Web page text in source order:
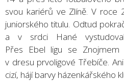
svou kariérů ve Zlíně. V roce
juniorského titulu. Odtud
a v srdci Hané
Přes Ebel ligu se
v dresu prvoligové Třebíče.
cizí, hájí barvy házenkářského